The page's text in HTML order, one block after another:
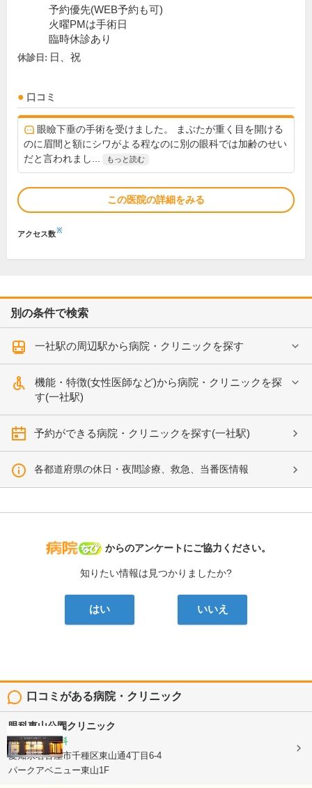
予約優先(WEB予約も可)
火曜PMは手術日
臨時休診あり
休診日: 日、祝
口コミ
眼瞼下垂の手術を受けました。 まぶたが重く目を開ける
のに眉間と額にシワがよる程なのに別の眼科では加齢のせい
だと言われまし...
もっと読む
この医院の詳細をみる
アクセス数※
別の条件で検索
一社駅の周辺駅から病院・クリニックを探す
機能・特徴(女性医師など)から病院・クリニックを探
す(一社駅)
予約ができる病院・クリニックを探す(一社駅)
各都道府県の休日・夜間診療、救急、当番医情報
病院なび
からのアンケートにご協力ください。
知りたい情報は見つかりましたか?
はい いいえ
口コミがある病院・クリニック
眼科東山公園クリニック
眼科, 小児眼科
愛知県名古屋市千種区東山通4丁目6-4
パークアベニュー東山1F